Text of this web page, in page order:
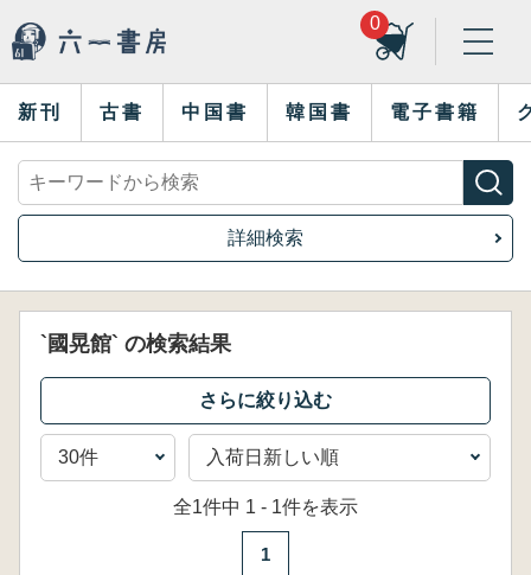
0
新刊 古書 中国書 韓国書 電子書籍
詳細検索
`國晃館` の検索結果
全1件中 1 - 1件を表示
1